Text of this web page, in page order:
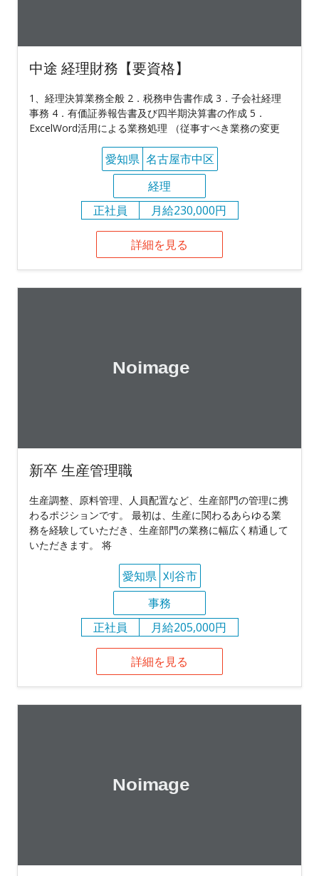
中途 経理財務【要資格】
1、経理決算業務全般 2．税務申告書作成 3．子会社経理
事務 4．有価証券報告書及び四半期決算書の作成 5．
ExcelWord活用による業務処理 （従事すべき業務の変更
愛知県 名古屋市中区
経理
正社員
月給230,000円
詳細を見る
新卒 生産管理職
生産調整、原料管理、人員配置など、生産部門の管理に携
わるポジションです。 最初は、生産に関わるあらゆる業
務を経験していただき、生産部門の業務に幅広く精通して
いただきます。 将
愛知県 刈谷市
事務
正社員
月給205,000円
詳細を見る